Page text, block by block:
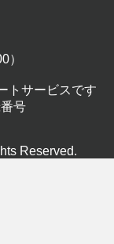
）
トサービスです
号
Reserved.